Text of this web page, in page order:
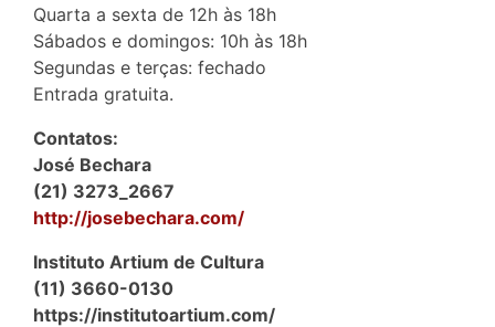
Quarta a sexta de 12h às 18h
Sábados e domingos: 10h às 18h
Segundas e terças: fechado
Entrada gratuita.
Contatos:
José Bechara
(21) 3273_2667
http://josebechara.com/
Instituto Artium de Cultura
(11) 3660-0130
https://institutoartium.com/